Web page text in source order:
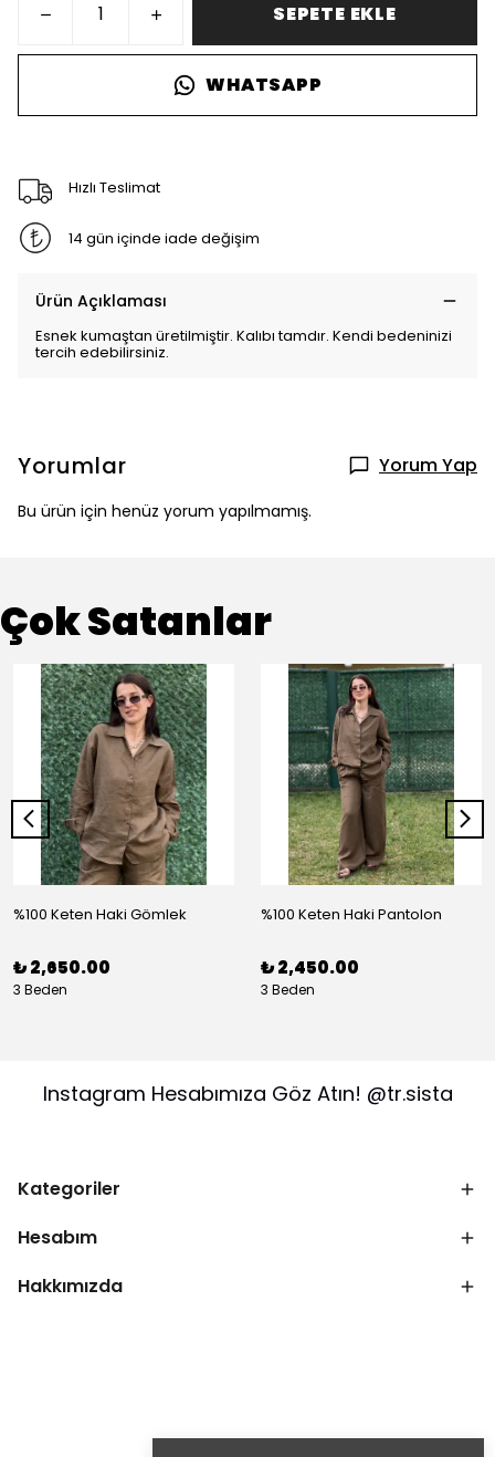
SEPETE EKLE
WHATSAPP
Hızlı Teslimat
14 gün içinde iade değişim
Ürün Açıklaması
Esnek kumaştan üretilmiştir. Kalıbı tamdır. Kendi bedeninizi
tercih edebilirsiniz.
Yorumlar Yorum Yap
Bu ürün için henüz yorum yapılmamış.
Çok Satanlar
%100 Keten Haki Gömlek
₺ 2,650.00
3 Beden
%100 Keten Haki Pantolon
₺ 2,450.00
3 Beden
Instagram Hesabımıza Göz Atın! @tr.sista
Kategoriler
Hesabım
Hakkımızda